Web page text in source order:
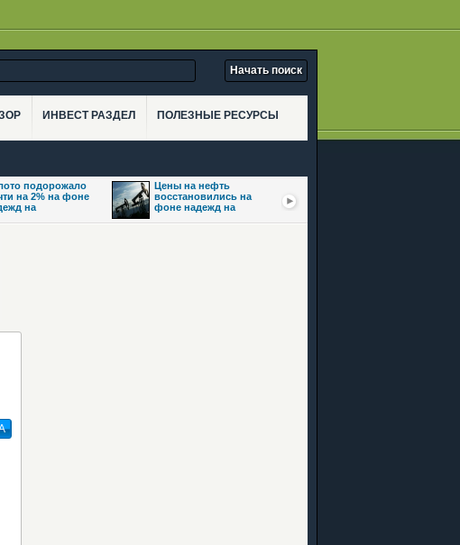
ИНВЕСТ РАЗДЕЛ ПОЛЕЗНЫЕ РЕСУРСЫ
подорожало
на 2% на фоне
на
Цены на нефть
восстановились на
фоне надежд на